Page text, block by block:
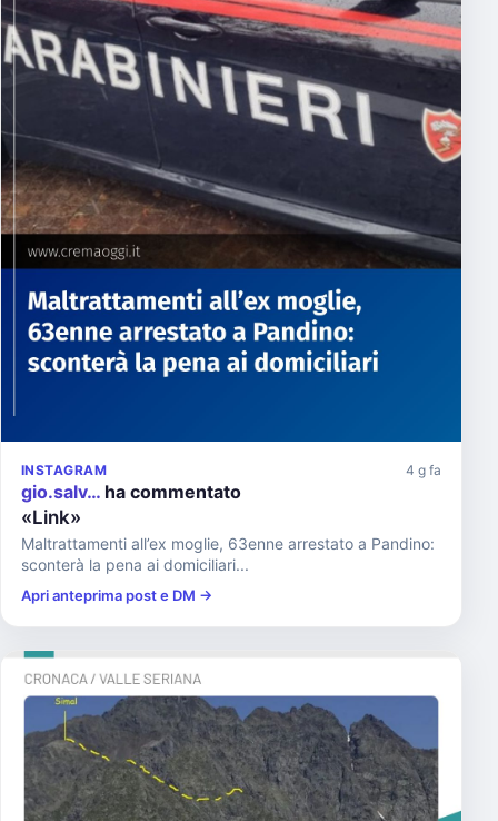
INSTAGRAM 4 g fa
gio.salv… ha commentato
«Link»
Maltrattamenti all’ex moglie, 63enne arrestato a Pandino:
sconterà la pena ai domiciliari...
Apri anteprima post e DM →